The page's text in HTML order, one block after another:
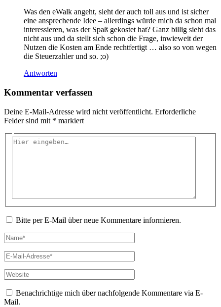
Was den eWalk angeht, sieht der auch toll aus und ist sicher
eine ansprechende Idee – allerdings würde mich da schon mal
interessieren, was der Spaß gekostet hat? Ganz billig sieht das
nicht aus und da stellt sich schon die Frage, inwieweit der
Nutzen die Kosten am Ende rechtfertigt … also so von wegen
die Steuerzahler und so. ;o)
Antworten
Kommentar verfassen
Deine E-Mail-Adresse wird nicht veröffentlicht. Erforderliche
Felder sind mit * markiert
Hier
Bitte per E-Mail über neue Kommentare informieren.
Name*
E-
Mail-
Adresse*
Website
Benachrichtige mich über nachfolgende Kommentare via E-
Mail.